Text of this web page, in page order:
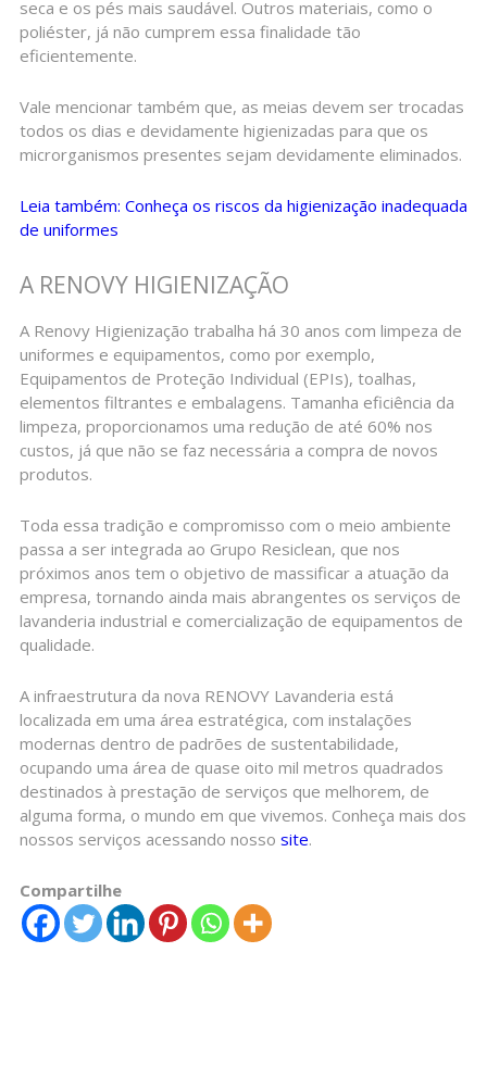
seca e os pés mais saudável. Outros materiais, como o
poliéster, já não cumprem essa finalidade tão
eficientemente.
Vale mencionar também que, as meias devem ser trocadas
todos os dias e devidamente higienizadas para que os
microrganismos presentes sejam devidamente eliminados.
Leia também: Conheça os riscos da higienização inadequada
de uniformes
A RENOVY HIGIENIZAÇÃO
A Renovy Higienização trabalha há 30 anos com limpeza de
uniformes e equipamentos, como por exemplo,
Equipamentos de Proteção Individual (EPIs), toalhas,
elementos filtrantes e embalagens. Tamanha eficiência da
limpeza, proporcionamos uma redução de até 60% nos
custos, já que não se faz necessária a compra de novos
produtos.
Toda essa tradição e compromisso com o meio ambiente
passa a ser integrada ao Grupo Resiclean, que nos
próximos anos tem o objetivo de massificar a atuação da
empresa, tornando ainda mais abrangentes os serviços de
lavanderia industrial e comercialização de equipamentos de
qualidade.
A infraestrutura da nova RENOVY Lavanderia está
localizada em uma área estratégica, com instalações
modernas dentro de padrões de sustentabilidade,
ocupando uma área de quase oito mil metros quadrados
destinados à prestação de serviços que melhorem, de
alguma forma, o mundo em que vivemos. Conheça mais dos
nossos serviços acessando nosso site.
Compartilhe